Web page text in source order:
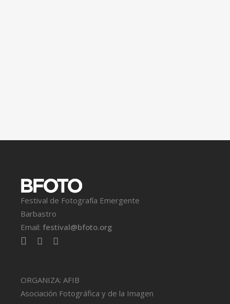
Festival de Fotografía Emergente
Barbastro
Email: festival@bfoto.org
ORGANIZA: AFIB
Asociación Fotográfica y de la Imagen